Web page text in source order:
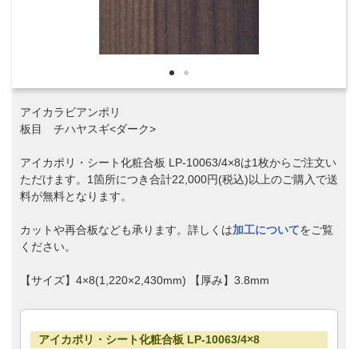
アイカラビアンポリ
板目 チハヤスギ<ダーク>
アイカポリ・シート化粧合板 LP-10063/4×8は1枚からご注文い
ただけます。1箇所につき合計22,000円(税込)以上のご購入で送
料が無料となります。
カットや再合板なども承ります。詳しくは加工についてをご覧
ください。
【サイズ】4×8(1,220×2,430mm) 【厚み】3.8mm
アイカポリ・シート化粧合板 LP-10063/4×8